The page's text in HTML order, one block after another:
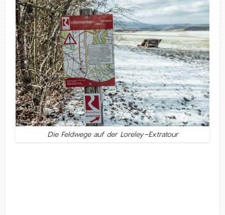
Die Feldwege auf der Loreley-Extratour